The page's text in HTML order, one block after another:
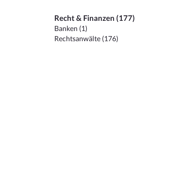
Recht & Finanzen (177)
Banken (1)
Rechtsanwälte (176)